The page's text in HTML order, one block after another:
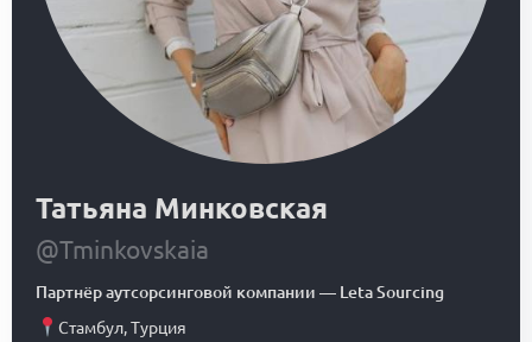
Татьяна Минковская
@Tminkovskaia
Партнёр аутсорсинговой компании — Leta Sourcing
Стамбул,Турция